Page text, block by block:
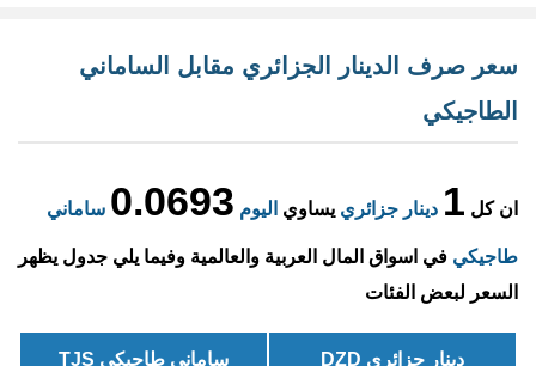
سعر صرف الدينار الجزائري مقابل الساماني
الطاجيكي
ان كل 1 دينار جزائري يساوي اليوم 0.0693 ساماني
طاجيكي في اسواق المال العربية والعالمية وفيما يلي جدول يظهر
السعر لبعض الفئات
دينار جزائري DZD ساماني طاجيكي TJS